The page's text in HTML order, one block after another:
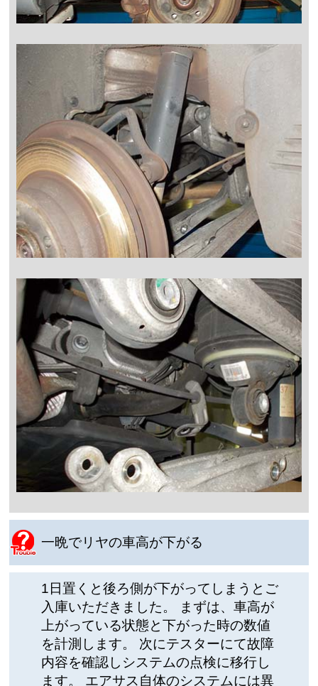
一晩でリヤの車高が下がる
1日置くと後ろ側が下がってしまうとご
入庫いただきました。 まずは、車高が
上がっている状態と下がった時の数値
を計測します。 次にテスターにて故障
内容を確認しシステムの点検に移行し
ます。 エアサス自体のシステムには異